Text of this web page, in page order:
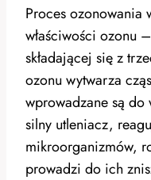
Proces ozonowania
właściwości ozonu
składającej się z
ozonu wytwarza
wprowadzane są
silny utleniacz,
mikroorganizmów,
prowadzi do ich